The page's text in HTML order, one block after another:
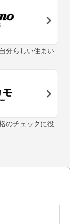
分らしい住まい
のチェックに役